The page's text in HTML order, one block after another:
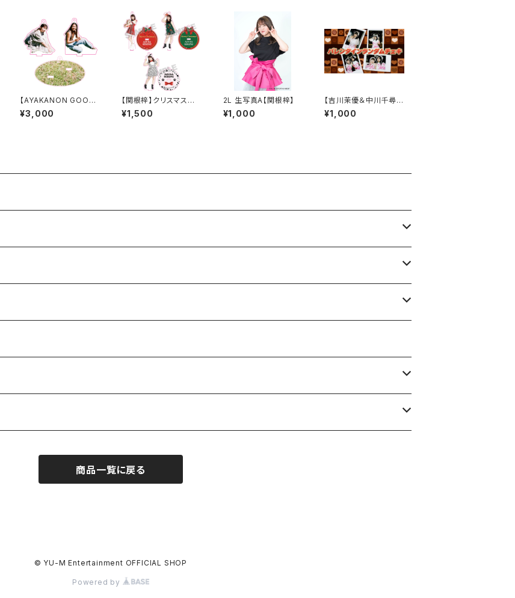
【AYAKANON GOOD
S】ACRYL STAND
¥3,000
【関根梓】クリスマスア
クキー 2024
¥1,500
2L 生写真A【関根梓】
¥1,000
【吉川茉優＆中川千尋】
バレンタインランダムチ
ェキ（当たりはサイン入
¥1,000
商品一覧に戻る
© YU-M Entertainment OFFICIAL SHOP
Powered by